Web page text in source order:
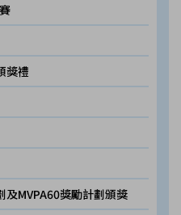
獎禮
及MVPA60獎勵計劃頒獎